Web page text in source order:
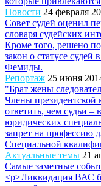
Новости 24 февраля
Совет судей оценил
словаря судейских
Кроме того, решено
закон о статусе
Фемиды.
Репортаж 25 июня
"Брат жены
Члены президентской
ответить, чем судьи –
юридических
запрет на профессию
Специальной
Актуальные темы 21
Самые заметные
<p>Ликвидация ВАС